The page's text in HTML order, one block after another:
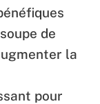
de
la
pour